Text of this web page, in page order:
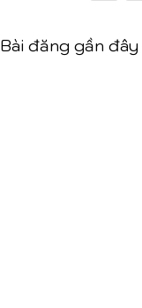
Bài đăng gần đây